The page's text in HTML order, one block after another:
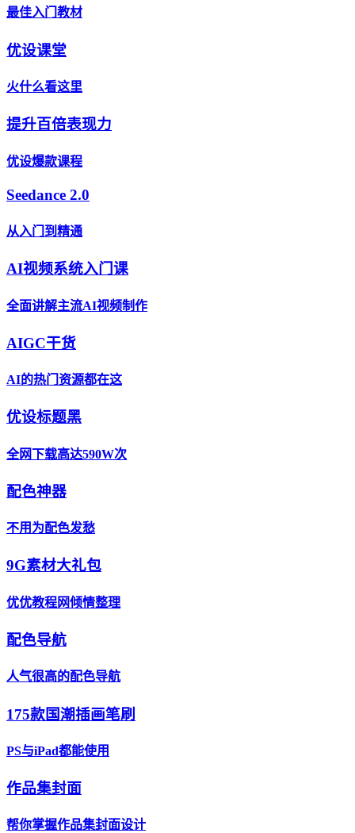
最佳入门教材
优设课堂
火什么看这里
提升百倍表现力
优设爆款课程
Seedance 2.0
从入门到精通
AI视频系统入门课
全面讲解主流AI视频制作
AIGC干货
AI的热门资源都在这
优设标题黑
全网下载高达590W次
配色神器
不用为配色发愁
9G素材大礼包
优优教程网倾情整理
配色导航
人气很高的配色导航
175款国潮插画笔刷
PS与iPad都能使用
作品集封面
帮你掌握作品集封面设计